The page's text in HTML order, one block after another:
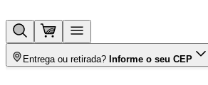
Entrega ou retirada? Informe o seu CEP